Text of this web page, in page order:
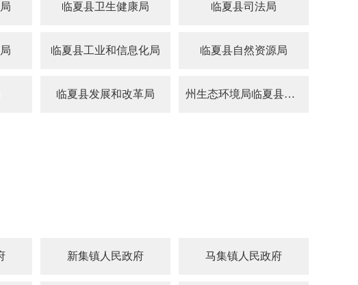
临夏县卫生健康局 临夏县司法局
临夏县工业和信息化局 临夏县自然资源局
临夏县发展和改革局 州生态环境局临夏县分局
新集镇人民政府 马集镇人民政府